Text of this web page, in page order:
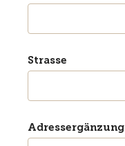
Strasse
Adressergänzung